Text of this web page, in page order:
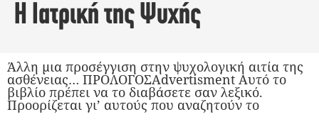
Η Ιατρική της Ψυχής
Άλλη μια προσέγγιση στην ψυχολογική αιτία της
ασθένειας… ΠΡΟΛΟΓΟΣAdvertisment Αυτό το
βιβλίο πρέπει να το διαβάσετε σαν λεξικό.
Προορίζεται γι’ αυτούς που αναζητούν το